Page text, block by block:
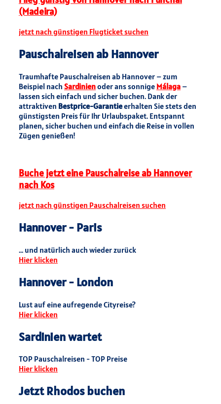
(Madeira)
jetzt nach günstigen Flugticket suchen
Pauschalreisen ab Hannover
Traumhafte Pauschalreisen ab Hannover – zum
Beispiel nach Sardinienoder ans sonnige Málaga –
lassen sich einfach und sicher buchen. Dank der
attraktiven Bestprice-Garantieerhalten Sie stets den
günstigsten Preis für Ihr Urlaubspaket. Entspannt
planen, sicher buchen und einfach die Reise in vollen
Zügen genießen!
Buche jetzt eine Pauschalreise ab Hannover
nach Kos
jetzt nach günstigen Pauschalreisen suchen
Hannover - Paris
... und natürlich auch wieder zurück
Hier klicken
Hannover - London
Lust auf eine aufregende Cityreise?
Hier klicken
Sardinien wartet
TOP Pauschalreisen - TOP Preise
Hier klicken
Jetzt Rhodos buchen